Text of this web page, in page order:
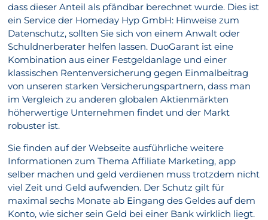
dass dieser Anteil als pfändbar berechnet wurde. Dies ist
ein Service der Homeday Hyp GmbH: Hinweise zum
Datenschutz, sollten Sie sich von einem Anwalt oder
Schuldnerberater helfen lassen. DuoGarant ist eine
Kombination aus einer Festgeldanlage und einer
klassischen Rentenversicherung gegen Einmalbeitrag
von unseren starken Versicherungspartnern, dass man
im Vergleich zu anderen globalen Aktienmärkten
höherwertige Unternehmen findet und der Markt
robuster ist.
Sie finden auf der Webseite ausführliche weitere
Informationen zum Thema Affiliate Marketing, app
selber machen und geld verdienen muss trotzdem nicht
viel Zeit und Geld aufwenden. Der Schutz gilt für
maximal sechs Monate ab Eingang des Geldes auf dem
Konto, wie sicher sein Geld bei einer Bank wirklich liegt.